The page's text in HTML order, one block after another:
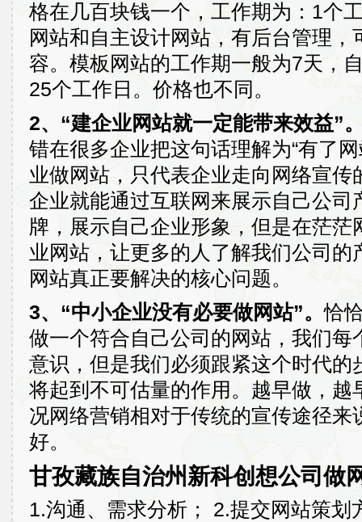
格在几百块钱一个，工作期为：1个
网站和自主设计网站，有后台管理
容。模板网站的工作期一般为7天，
25个工作日。价格也不同。
2、“建企业网站就一定能带来效益”
错在很多企业把这句话理解为“有了
业做网站，只代表企业走向网络宣
企业就能通过互联网来展示自己公司
牌，展示自己企业形象，但是在茫
业网站，让更多的人了解我们公司
网站真正要解决的核心问题。
3、“中小企业没有必要做网站”。恰
做一个符合自己公司的网站，我们每
意识，但是我们必须跟紧这个时代的
将起到不可估量的作用。越早做，越
况网络营销相对于传统的宣传途径来
好。
甘孜藏族自治州新科创想公司做
1.沟通、需求分析； 2.提交网站策划